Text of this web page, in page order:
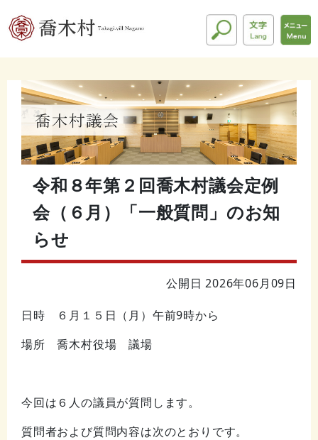
令和８年第２回喬木村議会定例
会（６月）「一般質問」のお知
らせ
公開日 2026年06月09日
日時 ６月１５日（月）午前9時から
場所 喬木村役場 議場
今回は６人の議員が質問します。
質問者および質問内容は次のとおりです。